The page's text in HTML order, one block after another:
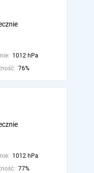
1012 hPa
76%
1012 hPa
77%